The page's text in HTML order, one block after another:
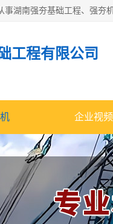
工程有限公司
企业视频